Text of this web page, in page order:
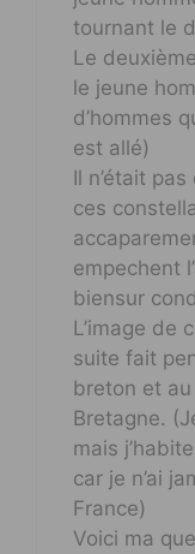
tournant le
Le
le jeune
d’hommes
est allé)
Il n’était
ces
empechent
biensur
L’image de
suite fait
breton et au
Bretagne.
mais
car je n’ai
France)
Voici ma